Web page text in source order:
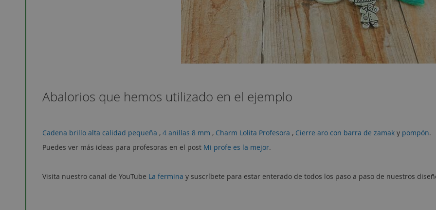
Abalorios que hemos utilizado en el ejemplo
Cadena brillo alta calidad pequeña ,4 anillas 8 mm , Charm Lolita Profesora , Cierre aro con barra de zamak y pompón.
Puedes ver más ideas para profesoras en el post Mi profe es la mejor.
Visita nuestro canal de YouTube La fermina y suscríbete para estar enterado de todos los paso a paso de nuestros